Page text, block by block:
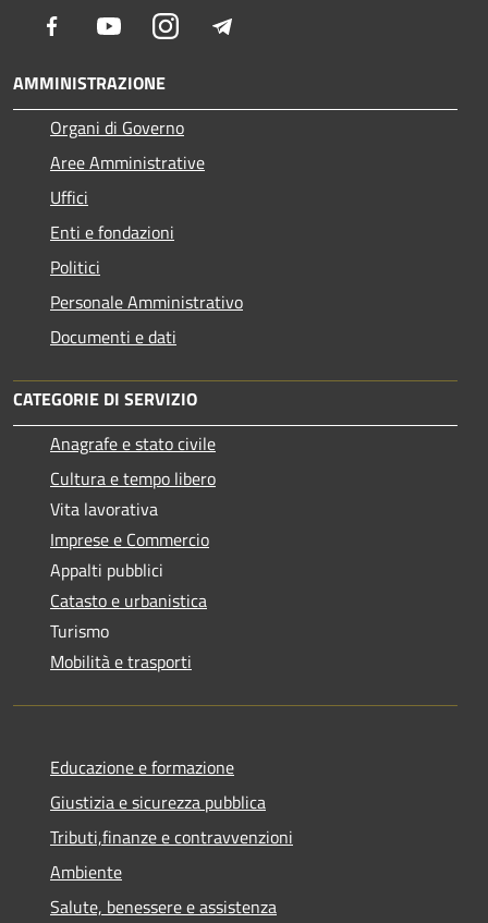
Facebook YoutubeInstagram
AMMINISTRAZIONE
Organi di Governo
Aree Amministrative
Uffici
Enti e fondazioni
Politici
Personale Amministrativo
Documenti e dati
CATEGORIE DI SERVIZIO
Anagrafe e stato civile
Cultura e tempo libero
Vita lavorativa
Imprese e Commercio
Appalti pubblici
Catasto e urbanistica
Turismo
Mobilità e trasporti
Educazione e formazione
Giustizia e sicurezza pubblica
Tributi,finanze e contravvenzioni
Ambiente
Salute, benessere e assistenza